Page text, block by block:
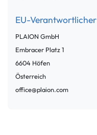
EU-Verantwortlicher
PLAION GmbH
Embracer Platz1
6604 Höfen
Österreich
office@plaion.com